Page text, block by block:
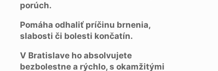
porúch.
Pomáha odhaliť príčinu brnenia,
slabosti či bolesti končatín.
V Bratislave ho absolvujete
bezbolestne a rýchlo, s okamžitými